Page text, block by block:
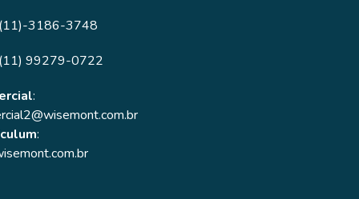
3186-3748
99279-0722
:
: